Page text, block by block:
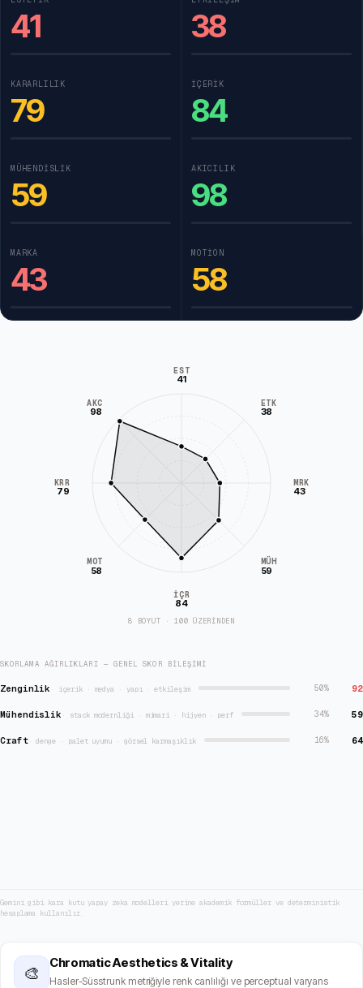
41 38
KARARLILIK
79
İÇERIK
84
MÜHENDISLIK
59
AKICILIK
98
MARKA
43
MOTION
58
EST
41
ETK
38
MRK
43
MÜH
59
İÇR
84
MOT
58
KRR
79
AKC
98
8 BOYUT · 100 ÜZERİNDEN
SKORLAMA AĞIRLIKLARI — GENEL SKOR BILEŞIMI
Zenginlik · içerik · medya · yapı · etkileşim 50% 92
Mühendislik · stack modernliği · mimari · hijyen · perf 34% 59
Craft·denge · palet uyumu · görsel karmaşıklık 16% 64
Gemini gibi kara kutu yapay zeka modelleri yerine akademik formüller ve deterministik
hesaplama kullanılır.
🎨
Chromatic Aesthetics & Vitality
Hasler-Süsstrunk metriğiyle renk canlılığı ve perceptual varyans